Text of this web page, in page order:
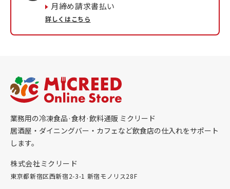
月締め請求書払い
詳しくはこちら
業務用の冷凍食品·食材·飲料通販 ミクリード
居酒屋・ダイニングバー・カフェなど飲食店の仕入れをサポート
します。
株式会社ミクリード
東京都新宿区西新宿2-3-1 新宿モノリス28F